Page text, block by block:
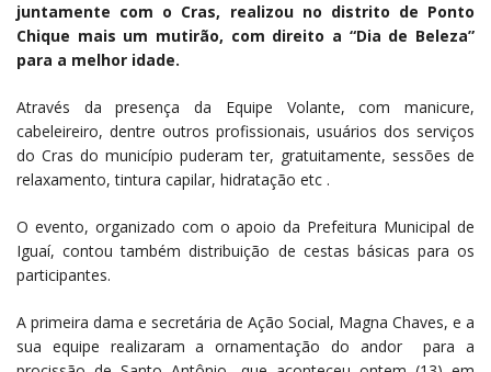
juntamente com o Cras, realizou no distrito de Ponto
Chique mais um mutirão, com direito a “Dia de Beleza”
para a melhor idade.
Através da presença da Equipe Volante, com manicure,
cabeleireiro, dentre outros profissionais, usuários dos serviços
do Cras do município puderam ter, gratuitamente, sessões de
relaxamento, tintura capilar, hidratação etc .
O evento, organizado com o apoio da Prefeitura Municipal de
Iguaí, contou também distribuição de cestas básicas para os
participantes.
A primeira dama e secretária de Ação Social, Magna Chaves, e a
sua equipe realizaram a ornamentação do andor para a